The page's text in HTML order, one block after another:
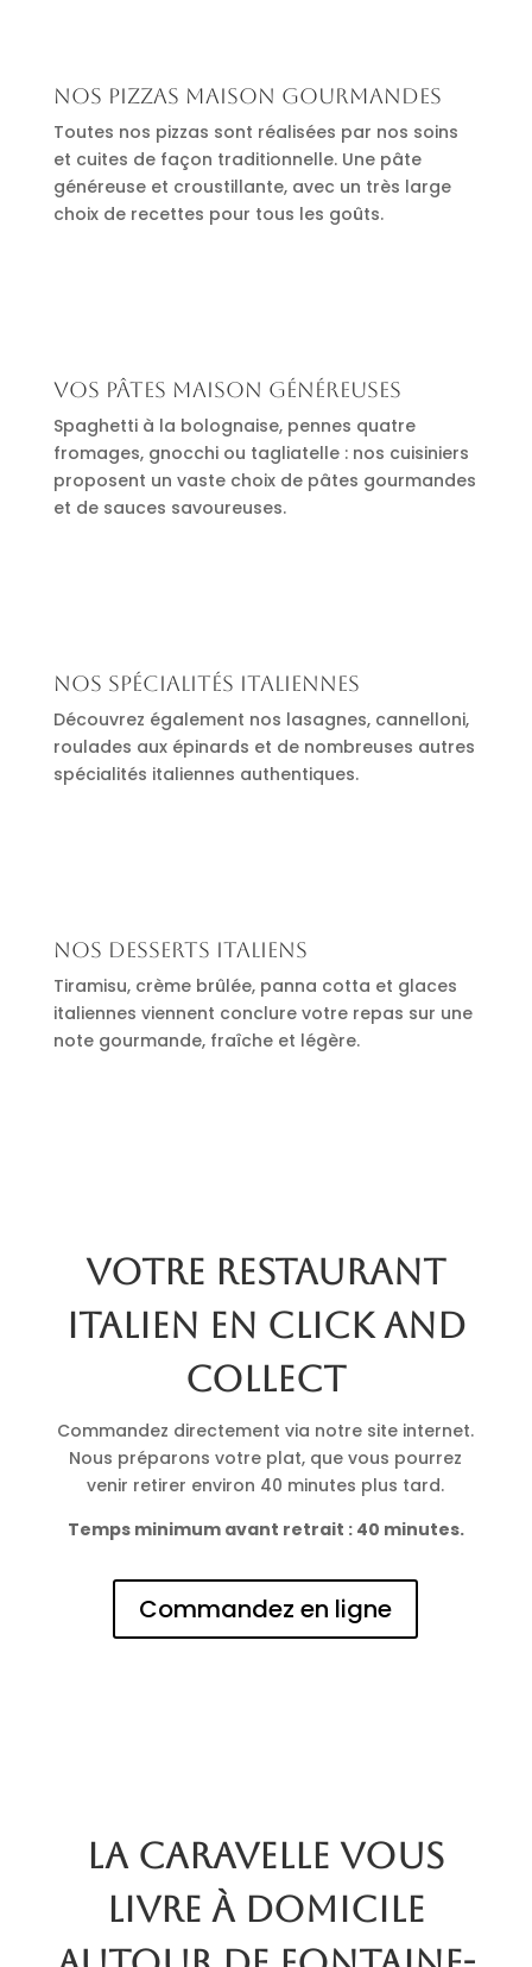
Nos pizzas maison gourmandes
Toutes nos pizzas sont réalisées par nos soins
et cuites de façon traditionnelle. Une pâte
généreuse et croustillante, avec un très large
choix de recettes pour tous les goûts.
Vos pâtes maison généreuses
Spaghetti à la bolognaise, pennes quatre
fromages, gnocchi ou tagliatelle : nos cuisiniers
proposent un vaste choix de pâtes gourmandes
et de sauces savoureuses.
Nos spécialités italiennes
Découvrez également nos lasagnes, cannelloni,
roulades aux épinards et de nombreuses autres
spécialités italiennes authentiques.
Nos desserts italiens
Tiramisu, crème brûlée, panna cotta et glaces
italiennes viennent conclure votre repas sur une
note gourmande, fraîche et légère.
Votre restaurant
italien en click and
collect
Commandez directement via notre site internet.
Nous préparons votre plat, que vous pourrez
venir retirer environ 40 minutes plus tard.
Temps minimum avant retrait : 40 minutes.
Commandez en ligne
La Caravelle vous
livre à domicile